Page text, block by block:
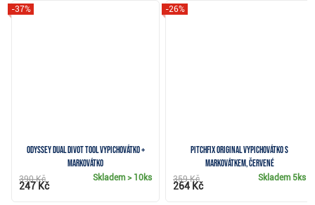
Odyssey Dual Divot Tool vypichovátko +
markovátko
-37%
Skladem> 10ks
390 Kč
247 Kč
Pitchfix Original vypichovátko s
markovátkem, červené
-26%
Skladem 5ks
359 Kč
264 Kč